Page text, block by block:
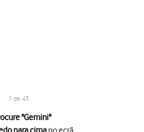
1 de 43
"Gemini"
para cimano ecrã.